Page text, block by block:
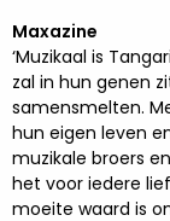
Maxazine
‘Muzikaal is
zal in hun genen
samensmelten.
hun eigen leven
muzikale broers
het voor iedere
moeite waard is